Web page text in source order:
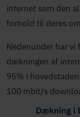
internet som den
forhold til deres
Nedenunder har
dækningen af
95% i
100 mbit/s